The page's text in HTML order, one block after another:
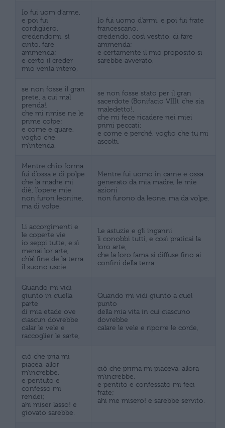
Io fui uom d’arme,
e poi fui
cordigliero,
credendomi, sì
cinto, fare
ammenda;
e certo il creder
mio venìa intero,
Io fui uomo d’armi, e poi fui frate
francescano,
credendo, così vestito, di fare
ammenda;
e certamente il mio proposito si
sarebbe avverato,
se non fosse il gran
prete, a cui mal
prenda!,
che mi rimise ne le
prime colpe;
e come e quare,
voglio che
m’intenda.
se non fosse stato per il gran
sacerdote (Bonifacio VIII), che sia
maledetto!,
che mi fece ricadere nei miei
primi peccati;
e come e perché, voglio che tu mi
ascolti.
Mentre ch’io forma
fui d’ossa e di polpe
che la madre mi
diè, l’opere mie
non furon leonine,
ma di volpe.
Mentre fui uomo in carne e ossa
generato da mia madre, le mie
azioni
non furono da leone, ma da volpe.
Li accorgimenti e
le coperte vie
io seppi tutte, e sì
menai lor arte,
ch’al fine de la terra
il suono uscie.
Le astuzie e gli inganni
li conobbi tutti, e così praticai la
loro arte,
che la loro fama si diffuse fino ai
confini della terra.
Quando mi vidi
giunto in quella
parte
di mia etade ove
ciascun dovrebbe
calar le vele e
raccoglier le sarte,
Quando mi vidi giunto a quel
punto
della mia vita in cui ciascuno
dovrebbe
calare le vele e riporre le corde,
ciò che pria mi
piacëa, allor
m’increbbe,
e pentuto e
confesso mi
rendei;
ahi miser lasso! e
giovato sarebbe.
ciò che prima mi piaceva, allora
m’increbbe,
e pentito e confessato mi feci
frate;
ahi me misero! e sarebbe servito.